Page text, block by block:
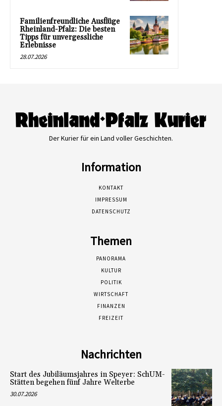
Familienfreundliche Ausflüge
Rheinland-Pfalz: Die besten
Tipps für unvergessliche
Erlebnisse
28.07.2026
Der Kurier für ein Land voller Geschichten.
Information
KONTAKT
IMPRESSUM
DATENSCHUTZ
Themen
PANORAMA
KULTUR
POLITIK
WIRTSCHAFT
FINANZEN
FREIZEIT
Nachrichten
Start des Jubiläumsjahres in Speyer: SchUM-
Stätten begehen fünf Jahre Welterbe
30.07.2026